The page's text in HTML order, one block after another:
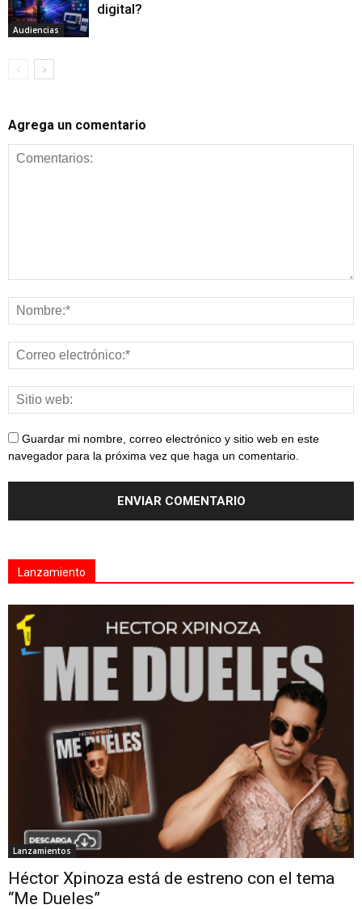
Audiencias
digital?
Agrega un comentario
Guardar mi nombre, correo electrónico y sitio web en este
navegador para la próxima vez que haga un comentario.
Lanzamiento
Lanzamientos
Héctor Xpinoza está de estreno con el tema
“Me Dueles”